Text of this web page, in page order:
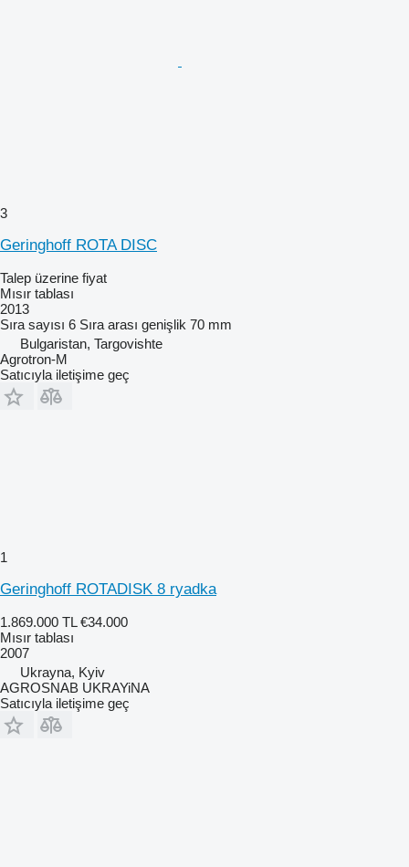
3
Geringhoff ROTA DISC
Talep üzerine fiyat
Mısır tablası
2013
Sıra sayısı 6 Sıra arası genişlik 70 mm
Bulgaristan, Targovishte
Agrotron-M
Satıcıyla iletişime geç
1
Geringhoff ROTADISK 8 ryadka
1.869.000 TL €34.000
Mısır tablası
2007
Ukrayna, Kyiv
AGROSNAB UKRAYiNA
Satıcıyla iletişime geç